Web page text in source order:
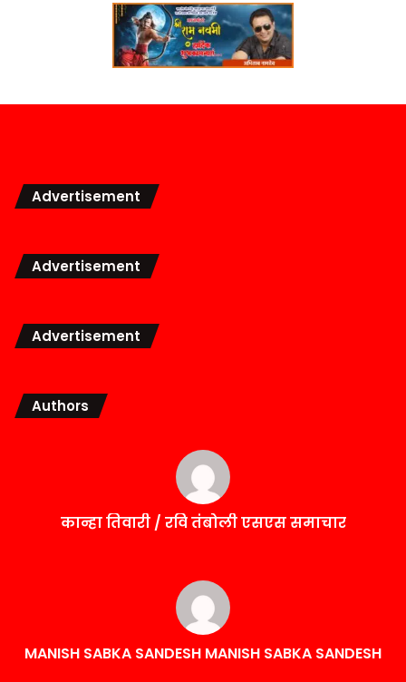
Advertisement
Advertisement
Advertisement
Authors
कान्हा तिवारी / रवि तंबोली एसएस समाचार
MANISH SABKA SANDESH MANISH SABKA SANDESH